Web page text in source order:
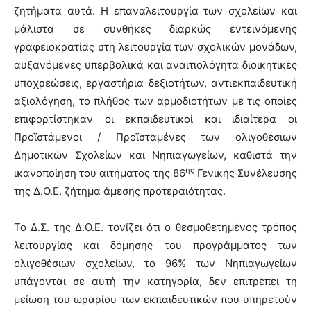
ζητήματα αυτά. Η επαναλειτουργία των σχολείων και
μάλιστα σε συνθήκες διαρκώς εντεινόμενης
γραφειοκρατίας στη λειτουργία των σχολικών μονάδων,
αυξανόμενες υπερβολικά και αναιτιολόγητα διοικητικές
υποχρεώσεις, εργαστήρια δεξιοτήτων, αντιεκπαιδευτική
αξιολόγηση, το πλήθος των αρμοδιοτήτων με τις οποίες
επιφορτίστηκαν οι εκπαιδευτικοί και ιδιαίτερα οι
Προϊστάμενοι / Προϊσταμένες των ολιγοθέσιων
Δημοτικών Σχολείων και Νηπιαγωγείων, καθιστά την
ικανοποίηση του αιτήματος της 86ηςΓενικής Συνέλευσης
της Δ.Ο.Ε. ζήτημα άμεσης προτεραιότητας.
Το Δ.Σ. της Δ.Ο.Ε. τονίζει ότι ο θεσμοθετημένος τρόπος
λειτουργίας και δόμησης του προγράμματος των
ολιγοθέσιων σχολείων, το 96% των Νηπιαγωγείων
υπάγονται σε αυτή την κατηγορία, δεν επιτρέπει τη
μείωση του ωραρίου των εκπαιδευτικών που υπηρετούν